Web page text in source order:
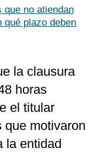
que no atiendan
plazo deben
la clausura
horas
el titular
que motivaron
la entidad